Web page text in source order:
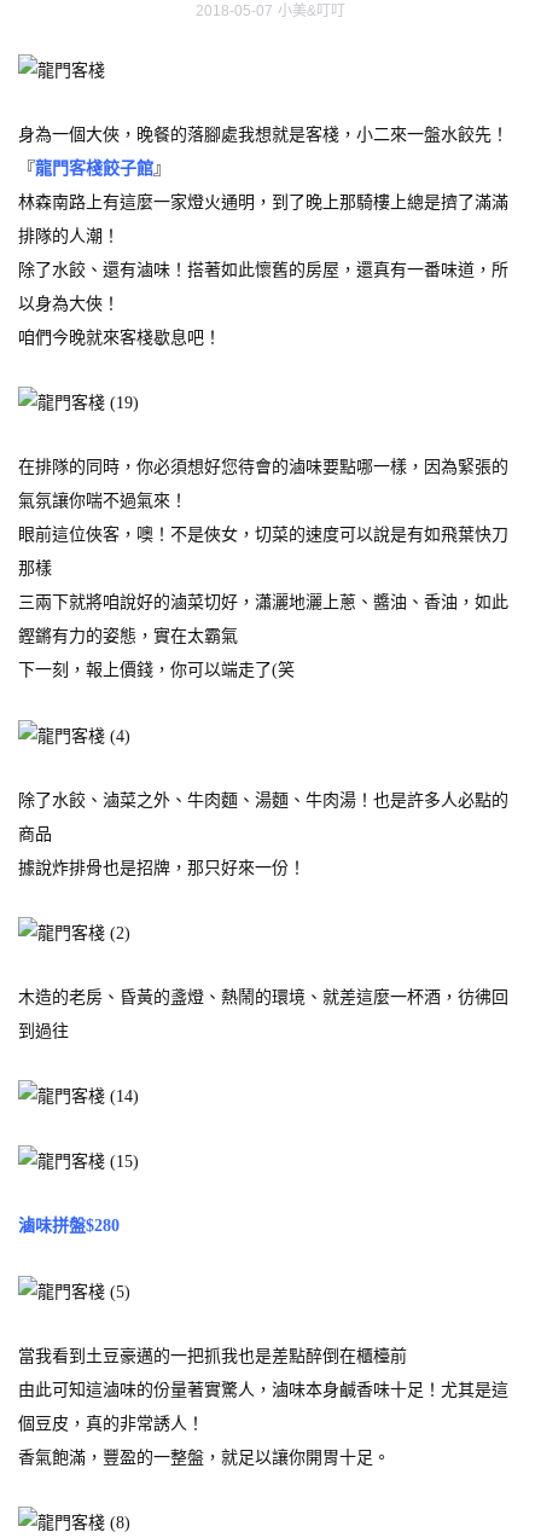
2018-05-07 小美&叮叮
身為一個大俠，晚餐的落腳處我想就是客棧，小二來一盤水餃先！
『龍門客棧餃子館 』
林森南路上有這麼一家燈火通明，到了晚上那騎樓上總是擠了滿滿
排隊的人潮！
除了水餃、還有滷味！搭著如此懷舊的房屋，還真有一番味道，所
以身為大俠！
咱們今晚就來客棧歇息吧！
在排隊的同時，你必須想好您待會的滷味要點哪一樣，因為緊張的
氣氛讓你喘不過氣來！
眼前這位俠客，噢！不是俠女，切菜的速度可以說是有如飛葉快刀
那樣
三兩下就將咱說好的滷菜切好，瀟灑地灑上蔥、醬油、香油，如此
鏗鏘有力的姿態，實在太霸氣
下一刻，報上價錢，你可以端走了(笑
除了水餃、滷菜之外、牛肉麵、湯麵、牛肉湯！也是許多人必點的
商品
據說炸排骨也是招牌，那只好來一份！
木造的老房、昏黃的盞燈、熱鬧的環境、就差這麼一杯酒，彷彿回
到過往
滷味拼盤$280
當我看到土豆豪邁的一把抓我也是差點醉倒在櫃檯前
由此可知這滷味的份量著實驚人，滷味本身鹹香味十足！尤其是這
個豆皮，真的非常誘人！
香氣飽滿，豐盈的一整盤，就足以讓你開胃十足。